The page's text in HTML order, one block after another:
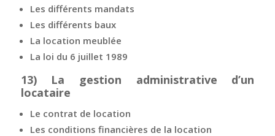
Les différents mandats
Les différents baux
La location meublée
La loi du 6 juillet 1989
13) La gestion administrative d’un
locataire
Le contrat de location
Les conditions financières de la location